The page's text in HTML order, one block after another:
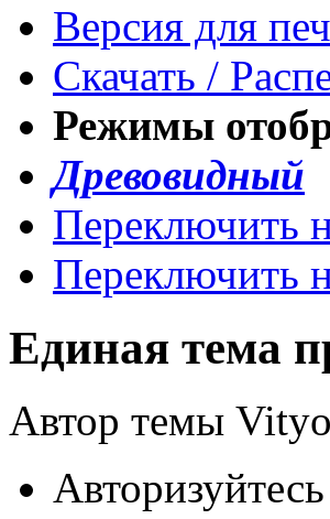
Версия для
Скачать /
Режимы
Древовидный
Переключить
Переключить
Единая тема
Автор темы